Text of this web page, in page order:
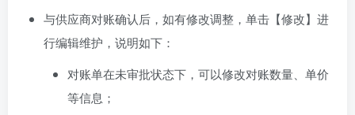
与供应商对账确认后，如有修改调整，单击【修改】进
行编辑维护，说明如下：
对账单在未审批状态下，可以修改对账数量、单价
等信息；